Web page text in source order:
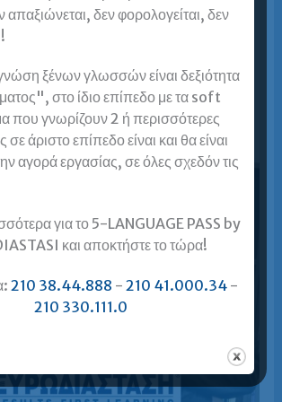
η γλώσσα που μιλιέται
στο βιογραφικό
απαξιώνεται, δεν φορολογείται, δεν
ξένων γλωσσών είναι δεξιότητα
στο ίδιο επίπεδο με τα soft
που γνωρίζουν 2 ή περισσότερες
άριστο επίπεδο είναι και θα είναι
αγορά εργασίας, σε όλες σχεδόν τις
για το 5-LANGUAGE PASS by
και αποκτήστε το τώρα!
210 38.44.888 - 210 41.000.34 -
210 330.111.0